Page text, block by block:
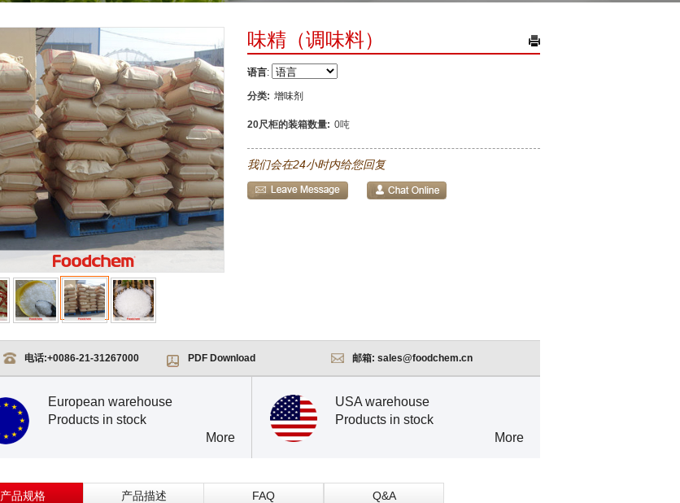
味精（调味料）
语言:
分类: 增味剂
20尺柜的装箱数量: 0吨
我们会在24小时内给您回复
电话:+0086-21-31267000 PDF Download 邮箱: sales@foodchem.cn
European warehouse
Products in stock
More
USA warehouse
Products in stock
More
产品规格 产品描述 FAQ Q&A